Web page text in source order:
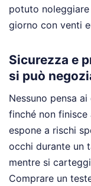
potuto
giorno con venti
Sicurezza e
si può
Nessuno pensa
finché non
espone a rischi
occhi durante un
mentre si
Comprare un